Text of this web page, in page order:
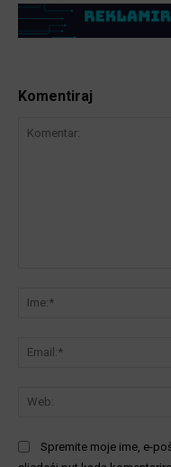
Komentiraj
Spremite moje ime, e-